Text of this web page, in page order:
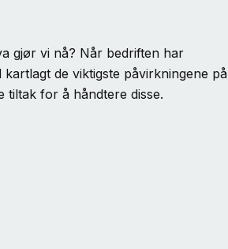
gjør vi nå? Når bedriften har
de viktigste påvirkningene på
tiltak for å håndtere disse.